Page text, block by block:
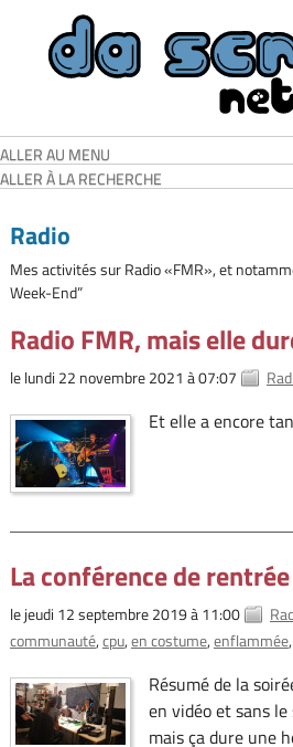
ALLER AU MENU
ALLER À LA RECHERCHE
Radio
Mes activités sur Radio «FMR», et
Week-End”
Radio FMR, mais elle
le lundi 22 novembre 2021 à 07:07
Et elle a encore
La conférence de rentrée
le jeudi 12 septembre 2019 à 11:00
communauté cpu en costume enflammée
Résumé de la
en vidéo et sans le
mais ça dure une